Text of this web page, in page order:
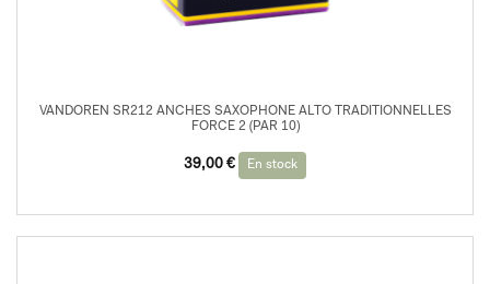
VANDOREN SR212 ANCHES SAXOPHONE ALTO TRADITIONNELLES
FORCE 2 (PAR 10)
39,00 € En stock